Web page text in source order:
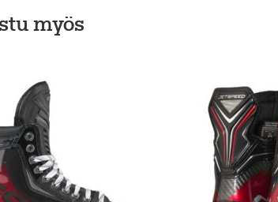
myös